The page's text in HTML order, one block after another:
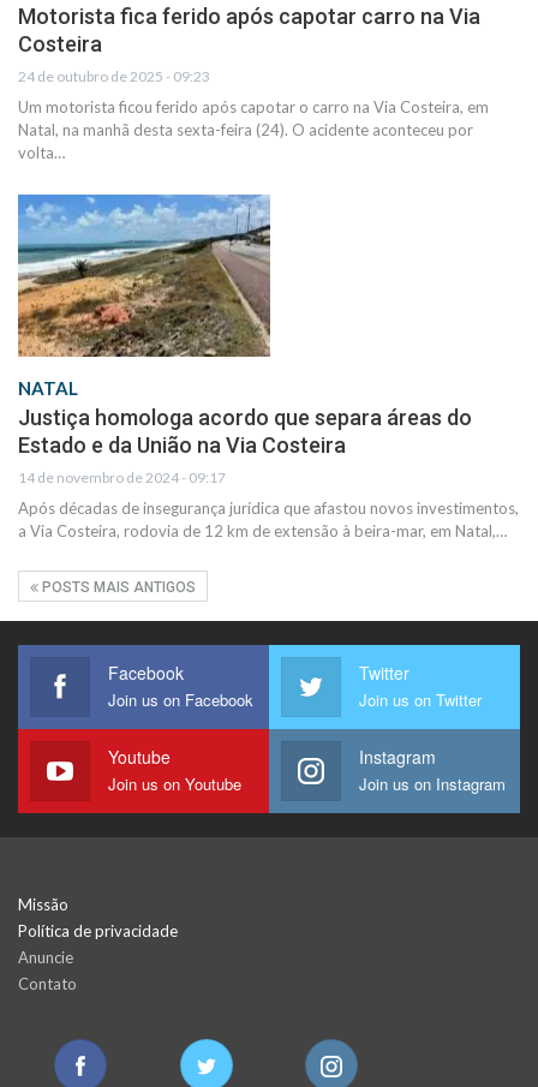
Motorista fica ferido após capotar carro na Via
Costeira
24 de outubro de 2025 - 09:23
Um motorista ficou ferido após capotar o carro na Via Costeira, em
Natal, na manhã desta sexta-feira (24). O acidente aconteceu por
volta…
NATAL
Justiça homologa acordo que separa áreas do
Estado e da União na Via Costeira
14 de novembro de 2024 - 09:17
Após décadas de insegurança jurídica que afastou novos investimentos,
a Via Costeira, rodovia de 12 km de extensão à beira-mar, em Natal,…
POSTS MAIS ANTIGOS
Facebook
Join us on Facebook
Twitter
Join us on Twitter
Youtube
Join us on Youtube
Instagram
Join us on Instagram
Missão
Política de privacidade
Anuncie
Contato